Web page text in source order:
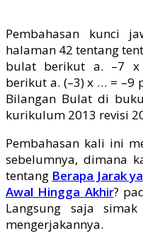
Pembahasan kunci
halaman 42 tentang
bulat berikut a. –7 x
berikut a. (–3) x … = –9
Bilangan Bulat di
kurikulum 2013 revisi
Pembahasan kali ini
sebelumnya, dimana
tentang Berapa Jarak
Awal Hingga Akhir?
Langsung saja
mengerjakannya.